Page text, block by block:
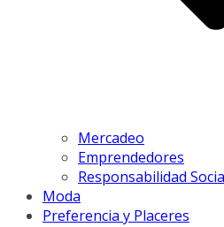
Mercadeo
Emprendedores
Responsabilidad
Moda
Preferencia y Placeres